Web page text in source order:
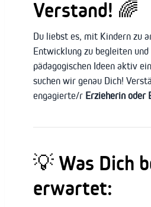
Verstand! 🌈
Du liebst es, mit Kindern zu
Entwicklung zu begleiten
pädagogischen Ideen aktiv
suchen wir genau Dich!
engagierte/r Erzieherin oder
💡 Was Dich
erwartet: